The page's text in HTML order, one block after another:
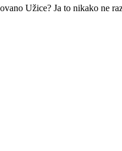
Užice? Ja to nikako ne